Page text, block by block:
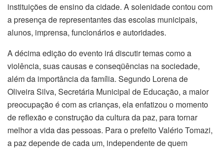
instituições de ensino da cidade. A solenidade contou com
a presença de representantes das escolas municipais,
alunos, imprensa, funcionários e autoridades.
A décima edição do evento irá discutir temas como a
violência, suas causas e conseqüências na sociedade,
além da importância da família. Segundo Lorena de
Oliveira Silva, Secretária Municipal de Educação, a maior
preocupação é com as crianças, ela enfatizou o momento
de reflexão e construção da cultura da paz, para tornar
melhor a vida das pessoas. Para o prefeito Valério Tomazi,
a paz depende de cada um, independente de quem